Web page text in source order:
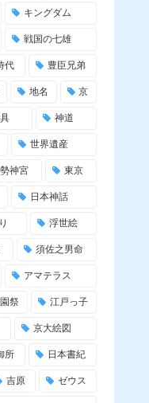
キングダム
戦国の七雄
代 豊臣兄弟
地名 京
神道
世界遺産
神宮 東京
日本神話
浮世絵
須佐之男命
アマテラス
祭 江戸っ子
京大絵図
所 日本書紀
吉原 ゼウス